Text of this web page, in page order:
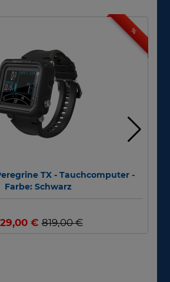
%
TX - Tauchcomputer -
Farbe: Schwarz
€819,00 €